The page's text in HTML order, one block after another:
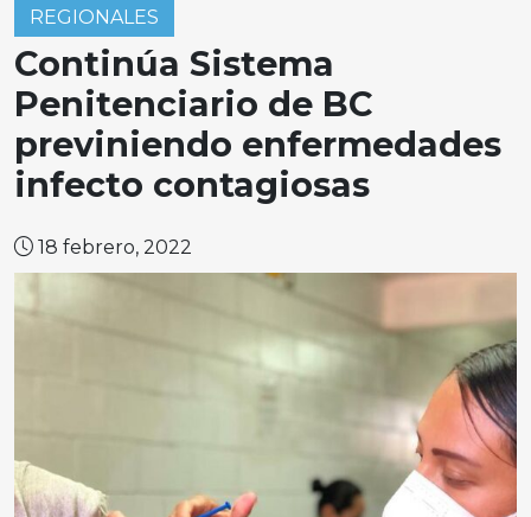
REGIONALES
Continúa Sistema
Penitenciario de BC
previniendo enfermedades
infecto contagiosas
18 febrero, 2022